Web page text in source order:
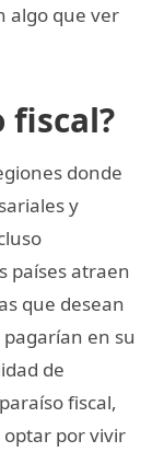
algo que ver
fiscal?
donde
y
países atraen
que desean
en su
de
fiscal,
optar por vivir